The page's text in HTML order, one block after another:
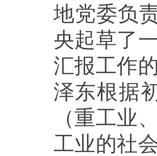
地党委负
央起草了
汇报工作
泽东根据
（重工业
工业的社